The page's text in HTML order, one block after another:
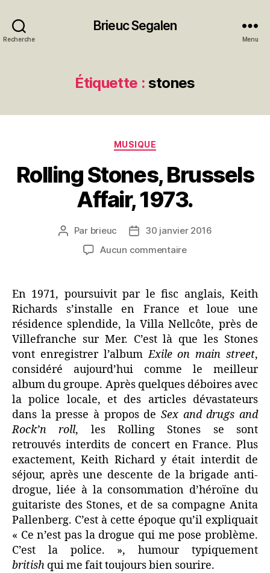
Recherche
Brieuc Segalen
Menu
Étiquette : stones
Catégories
MUSIQUE
Rolling Stones, Brussels
Affair, 1973.
Auteur
l’article
Par brieuc
Date30 janvier 2016
Aucun commentairesur
Brussels
Affair,
1973.
En 1971, poursuivit par le fisc anglais, Keith
Richards s’installe en France et loue une
résidence splendide, la Villa Nellcôte, près de
Villefranche sur Mer. C’est là que les Stones
vont enregistrer l’albumExile on main street,
considéré aujourd’hui comme le meilleur
album du groupe. Après quelques déboires avec
la police locale, et des articles dévastateurs
dans la presse à propos de Sex and drugs and
Rock’n roll, les Rolling Stones se sont
retrouvés interdits de concert en France. Plus
exactement, Keith Richard y était interdit de
séjour, après une descente de la brigade anti-
drogue, liée à la consommation d’héroïne du
guitariste des Stones, et de sa compagne Anita
Pallenberg. C’est à cette époque qu’il expliquait
« Ce n’est pas la drogue qui me pose problème.
C’est la police. », humour typiquement
british qui me fait toujours bien sourire.